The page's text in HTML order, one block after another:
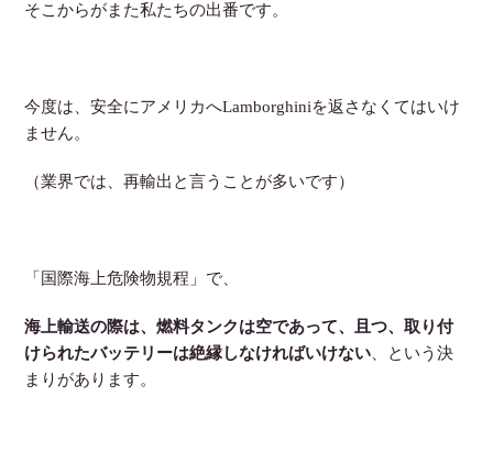
そこからがまた私たちの出番です。
今度は、安全にアメリカへLamborghiniを返さなくてはいけ
ません。
（業界では、再輸出と言うことが多いです）
「国際海上危険物規程」で、
海上輸送の際は、燃料タンクは空であって、且つ、取り付
けられたバッテリーは絶縁しなければいけない、という決
まりがあります。